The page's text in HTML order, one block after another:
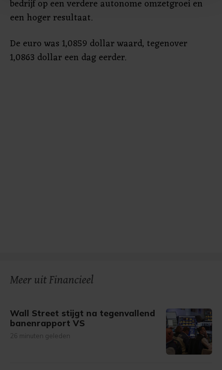
Met cookies werkt onze website beter en wordt jouw
bezoek makkelijker en persoonlijker. Op
gemaakte keuze altijd wijzigen of intrekken.
bedrijf op een verdere autonome omzetgroei en
een hoger resultaat.
De euro was 1,0859 dollar waard, tegenover
1,0863 dollar een dag eerder.
Meer uit Financieel
Wall Street stijgt na tegenvallend
banenrapport VS
26 minuten geleden